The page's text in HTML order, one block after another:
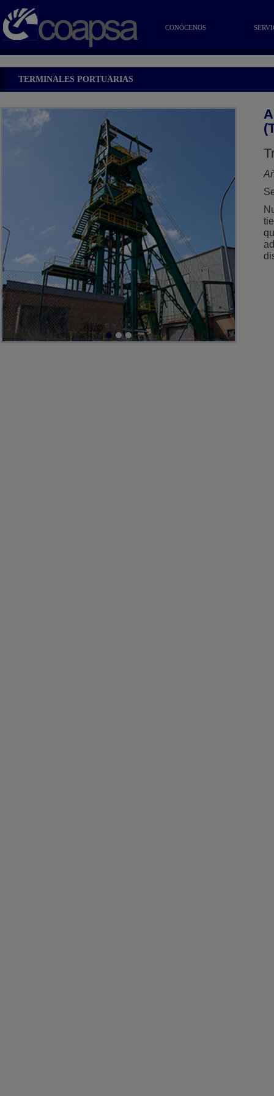
CONÓCENOS
TERMINALES PORTUARIAS